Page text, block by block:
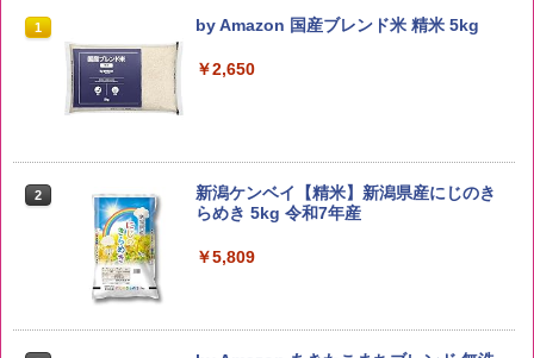
1 by Amazon 国産ブレンド米 精米 5kg
￥2,650
2
新潟ケンベイ【精米】新潟県産にじのき
らめき 5kg 令和7年産
￥5,809